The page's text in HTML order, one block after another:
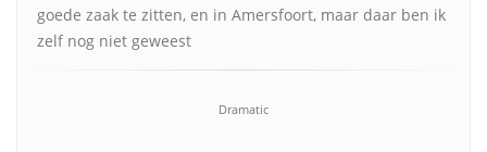
goede zaak te zitten, en in Amersfoort, maar daar ben ik
zelf nog niet geweest
Dramatic